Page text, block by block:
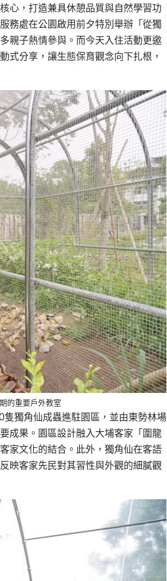
心，打造兼具休憩品質與自然學習功
務處在公園啟用前夕特別舉辦「從獨
親子熱情參與。而今天入住活動更邀
式分享，讓生態保育觀念向下扎根，
的重要戶外教室
獨角仙成蟲進駐園區，並由東勢林場
成果。園區設計融入大埔客家「圍龍
家文化的結合。此外，獨角仙在客語
映客家先民對其習性與外觀的細膩觀